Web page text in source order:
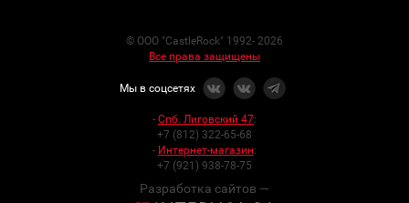
© ООО "CastleRock" 1992- 2026
Все права защищены
Мы в соцсетях
- Спб. Лиговский 47:
+7 (812) 322-65-68
- Интернет-магазин:
+7 (921) 938-78-75
Разработка сайтов —